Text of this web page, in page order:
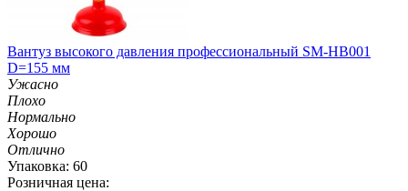
Вантуз высокого давления профессиональный SM-HB001
D=155 мм
Ужасно
Плохо
Нормально
Хорошо
Отлично
Упаковка: 60
Розничная цена: